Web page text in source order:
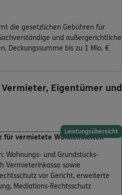
die gesetzlichen Gebühren für
und außergerichtliche
Deckungssumme bis zu 1 Mio. €
Eigentümer und
Leistungsübersicht
für vermietete Wohneinheiten
Wohnungs- und Grundstücks-
Vermieterinkasso sowie
vor Gericht, erweiterte
Mediations-Rechtsschutz